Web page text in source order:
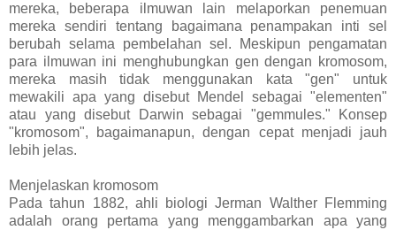
mereka, beberapa ilmuwan lain melaporkan penemuan
mereka sendiri tentang bagaimana penampakan inti sel
berubah selama pembelahan sel. Meskipun pengamatan
para ilmuwan ini menghubungkan gen dengan kromosom,
mereka masih tidak menggunakan kata "gen" untuk
mewakili apa yang disebut Mendel sebagai "elementen"
atau yang disebut Darwin sebagai "gemmules." Konsep
"kromosom", bagaimanapun, dengan cepat menjadi jauh
lebih jelas.
Menjelaskan kromosom
Pada tahun 1882, ahli biologi Jerman Walther Flemming
adalah orang pertama yang menggambarkan apa yang